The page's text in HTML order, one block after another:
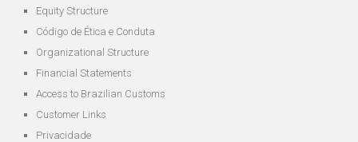
Equity Structure
Código de Ética e Conduta
Organizational Structure
Financial Statements
Access to Brazilian Customs
Customer Links
Privacidade